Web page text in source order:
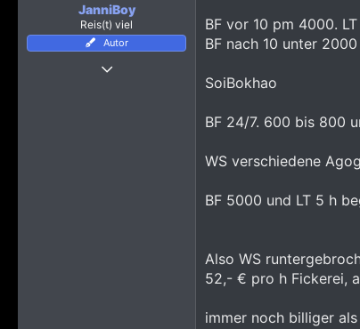
e
JanniBoy
Reis(t) viel
Autor
BF vor 10 pm 4000.
BF nach 10 unter 2000
SoiBokhao
BF 24/7. 600 bis 800
WS verschiedene
BF 5000 und LT 5 h
Also WS
52,- € pro h Fickerei,
immer noch billiger